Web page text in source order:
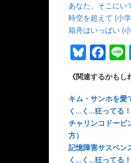
あなた、そこにい
時空を超えて (小
箱舟はいっぱい (
Bl
u
e
sk
y
F
ac
e
b
o
ok
《関連するかもし
キム・サンホを愛
く…く…狂ってる
チャリンコドーピ
方）
記憶障害サスペン
く…く…狂ってる